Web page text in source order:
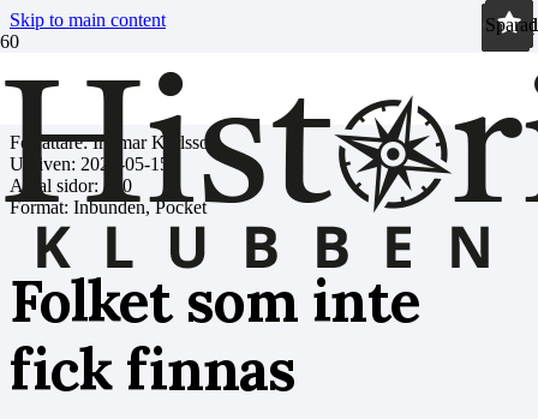
Skip to main content
Författare: Ingmar Karlsson
Utgiven: 2023-05-15
Antal sidor:320
Format: Inbunden, Pocket
Folket som inte
fick finnas
Sparad
Sparad
Sparad
Sparad
Sparad
Sparad
Sparad
Sparad
Sparad
Sparad
Sparad